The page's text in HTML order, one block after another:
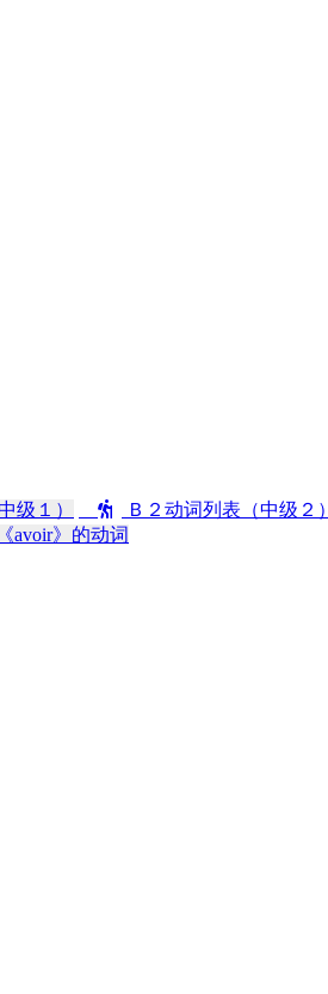
级１） Ｂ２动词列表（中级２）
avoir》的动词